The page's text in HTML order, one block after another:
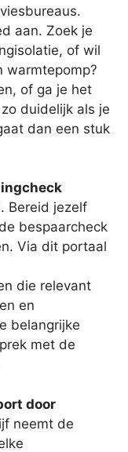
aan. Zoek je
of wil
warmtepomp?
of ga je het
duidelijk als je
dan een stuk
Bereid jezelf
bespaarcheck
Via dit portaal
die relevant
en
belangrijke
met de
door
neemt de